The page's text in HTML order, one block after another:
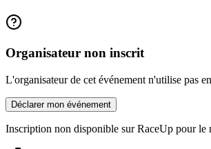
Organisateur non inscrit
L'organisateur de cet événement n'utilise pas
Déclarer mon événement
Inscription non disponible sur RaceUp pour le